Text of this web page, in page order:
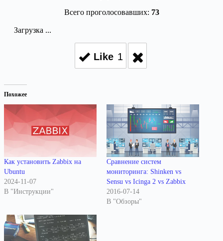
Всего проголосовавших: 73
Загрузка ...
Like 1
Похожее
Как установить Zabbix на
Ubuntu
2024-11-07
В "Инструкции"
Сравнение систем
мониторинга: Shinken vs
Sensu vs Icinga 2 vs Zabbix
2016-07-14
В "Обзоры"